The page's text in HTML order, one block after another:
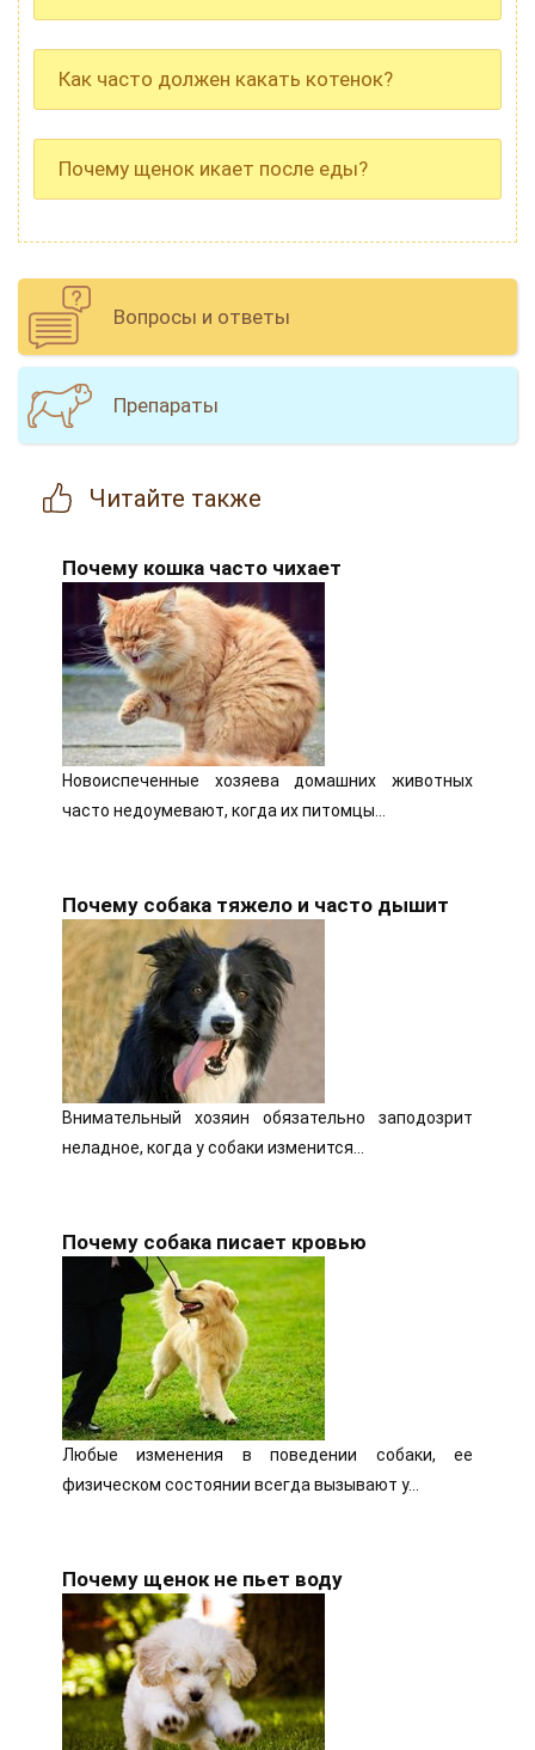
Как часто должен какать котенок?
Почему щенок икает после еды?
Вопросы и ответы
Препараты
Читайте также
Почему кошка часто чихает
Новоиспеченные хозяева домашних животных
часто недоумевают, когда их питомцы…
Почему собака тяжело и часто дышит
Внимательный хозяин обязательно заподозрит
неладное, когда у собаки изменится…
Почему собака писает кровью
Любые изменения в поведении собаки, ее
физическом состоянии всегда вызывают у…
Почему щенок не пьет воду